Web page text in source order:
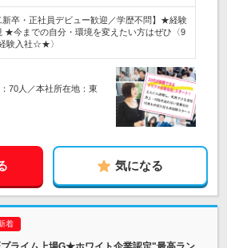
新卒・正社員デビュー歓迎／学歴不問】★経験
★今までの自分・環境を変えたい方はぜひ〈9
験入社☆★〉
70人／本社所在地：東
気になる